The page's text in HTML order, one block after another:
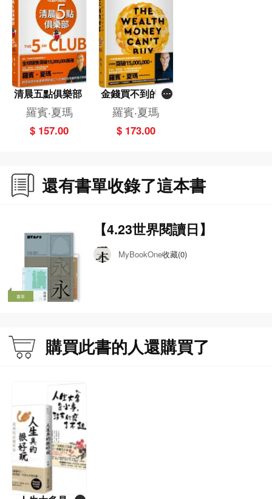
具體可行且易實踐的生活修練法則，不論你正全力打拚職場、經營家庭，或迎接
人生新階段，隨時翻閱，都能獲得力量與啟發。
清晨五點俱樂部
羅賓‧夏瑪
$ 157.00
金錢買不到的財
富
羅賓‧夏瑪
$ 173.00
還有書單收錄了這本書
書單
【4.23世界閱讀日】
MyBookOne收藏(0)
購買此書的人還購買了